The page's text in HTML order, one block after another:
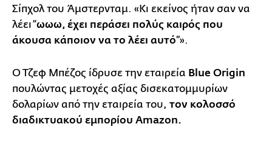
Σίπχολ του Άμστερνταμ. «Κι εκείνος ήταν σαν να
λέει “ωωω, έχει περάσει πολύς καιρός που
άκουσα κάποιον να το λέει αυτό”».
Ο Τζεφ Μπέζος ίδρυσε την εταιρεία Blue Origin
πουλώντας μετοχές αξίας δισεκατομμυρίων
δολαρίων από την εταιρεία του, τον κολοσσό
διαδικτυακού εμπορίου Amazon.